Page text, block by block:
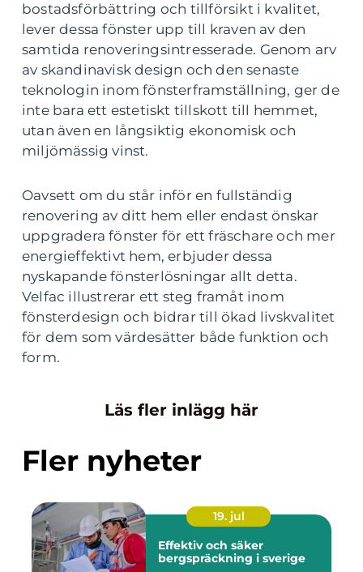
bostadsförbättring och tillförsikt i kvalitet,
lever dessa fönster upp till kraven av den
samtida renoveringsintresserade. Genom arv
av skandinavisk design och den senaste
teknologin inom fönsterframställning, ger de
inte bara ett estetiskt tillskott till hemmet,
utan även en långsiktig ekonomisk och
miljömässig vinst.
Oavsett om du står inför en fullständig
renovering av ditt hem eller endast önskar
uppgradera fönster för ett fräschare och mer
energieffektivt hem, erbjuder dessa
nyskapande fönsterlösningar allt detta.
Velfac illustrerar ett steg framåt inom
fönsterdesign och bidrar till ökad livskvalitet
för dem som värdesätter både funktion och
form.
Läs fler inlägg här
Fler nyheter
19. jul
Effektiv och säker
bergspräckning i sverige